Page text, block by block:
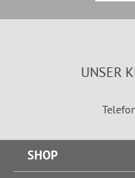
UNSER
SHOP